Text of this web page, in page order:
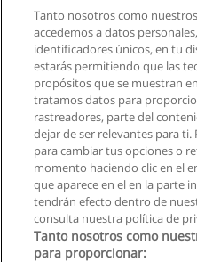
Solicita
Certificación como Chef
en Servicio
COOKING CHEF
Solicita
Tanto nosotros como nuestros
accedemos a datos
identificadores únicos, en tu
estarás permitiendo que las
propósitos que se muestran
tratamos datos para
rastreadores, parte del
dejar de ser relevantes para ti.
para cambiar tus opciones o
momento haciendo clic en el
que aparece en el en la parte
tendrán efecto dentro de
consulta nuestra política de
Tanto nosotros como
para proporcionar: